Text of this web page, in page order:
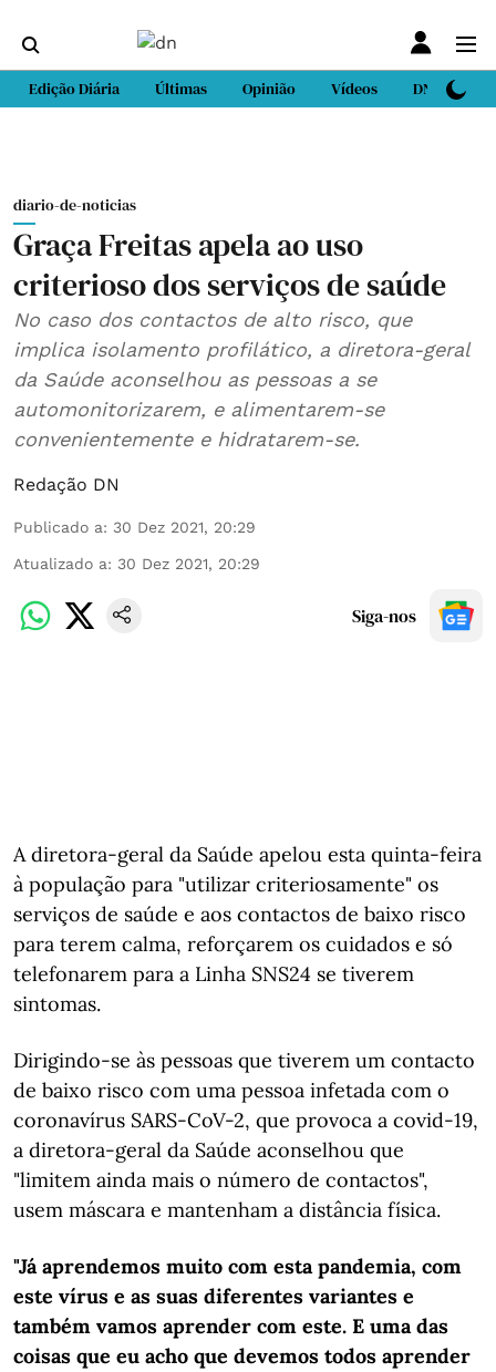
Edição Diária Últimas Opinião Vídeos DN Sport
diario-de-noticias
Graça Freitas apela ao uso
criterioso dos serviços de saúde
No caso dos contactos de alto risco, que
implica isolamento profilático, a diretora-geral
da Saúde aconselhou as pessoas a se
automonitorizarem, e alimentarem-se
convenientemente e hidratarem-se.
Redação DN
Publicado a: 30 Dez 2021, 20:29
Atualizado a: 30 Dez 2021, 20:29
Siga-nos
A diretora-geral da Saúde apelou esta quinta-feira
à população para "utilizar criteriosamente" os
serviços de saúde e aos contactos de baixo risco
para terem calma, reforçarem os cuidados e só
telefonarem para a Linha SNS24 se tiverem
sintomas.
Dirigindo-se às pessoas que tiverem um contacto
de baixo risco com uma pessoa infetada com o
coronavírus SARS-CoV-2, que provoca a covid-19,
a diretora-geral da Saúde aconselhou que
"limitem ainda mais o número de contactos",
usem máscara e mantenham a distância física.
"Já aprendemos muito com esta pandemia, com
este vírus e as suas diferentes variantes e
também vamos aprender com este. E uma das
coisas que eu acho que devemos todos aprender